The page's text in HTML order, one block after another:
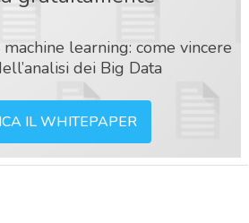
learning: come vincere
dei Big Data
IL WHITEPAPER